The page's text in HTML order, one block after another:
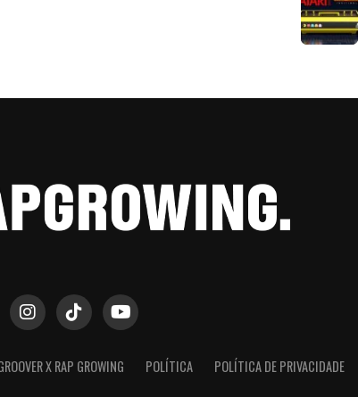
X RAP GROWING POLÍTICA POLÍTICA DE PRIVACIDADE